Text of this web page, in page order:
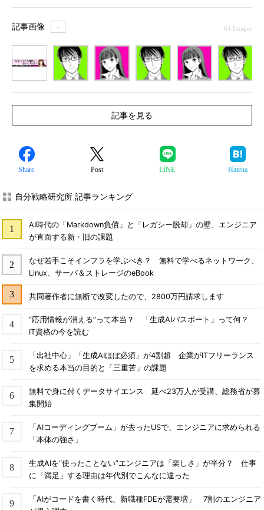
記事画像 ＋ 64 Images
記事を見る
Share Post LINE Hatena
自分戦略研究所 記事ランキング
AI時代の「Markdown負債」と「レガシー脱却」の壁、エンジニア
が直面する新・旧の課題
なぜ若手こそインフラを学ぶべき？ 無料で学べるネットワーク、
Linux、サーバ＆ストレージのeBook
共同著作者に無断で改変したので、2800万円請求します
“応用情報が消える”って本当？ 「生成AIパスポート」って何？
IT資格の今を読む
「出社中心」「生成AIほぼ必須」が4割超 企業がITフリーランス
を求める本当の目的と「三重苦」の課題
無料で身に付くデータサイエンス 延べ23万人が受講、総務省が募
集開始
「AIコーディングブーム」が去ったUSで、エンジニアに求められる
「本体の強さ」
生成AIを“使ったことない”エンジニアは「楽しさ」が半分？ 仕事
に「満足」する理由は年代別でこんなに違った
「AIがコードを書く時代、新職種FDEが需要増」 7割のエンジニア